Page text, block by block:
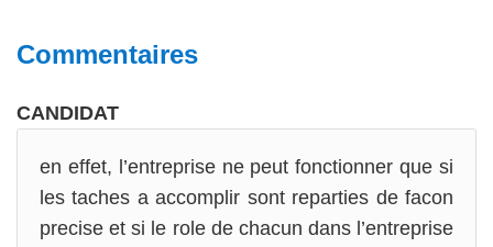
Interactions
lecteur
Commentaires
CANDIDAT
en effet, l’entreprise ne peut fonctionner que si
les taches a accomplir sont reparties de facon
precise et si le role de chacun dans l’entreprise